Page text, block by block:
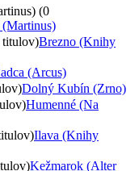
(0
titulov)Brezno (Knihy
(Arcus)
Dolný Kubín (Zrno)
Humenné (Na
Ilava (Knihy
Kežmarok (Alter